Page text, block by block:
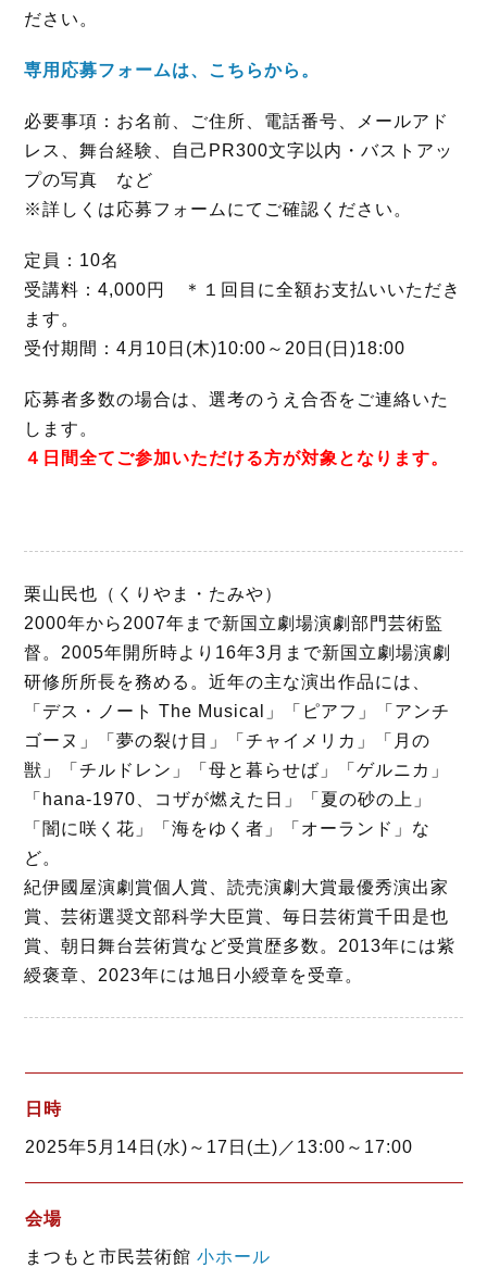
ださい。
専用応募フォームは、こちらから。
必要事項：お名前、ご住所、電話番号、メールアド
レス、舞台経験、自己PR300文字以内・バストアッ
プの写真 など
※詳しくは応募フォームにてご確認ください。
定員：10名
受講料：4,000円 ＊１回目に全額お支払いいただき
ます。
受付期間：4月10日(木)10:00～20日(日)18:00
応募者多数の場合は、選考のうえ合否をご連絡いた
します。
４日間全てご参加いただける方が対象となります。
栗山民也（くりやま・たみや）
2000年から2007年まで新国立劇場演劇部門芸術監
督。2005年開所時より16年3月まで新国立劇場演劇
研修所所長を務める。近年の主な演出作品には、
「デス・ノート The Musical」「ピアフ」「アンチ
ゴーヌ」「夢の裂け目」「チャイメリカ」「月の
獣」「チルドレン」「母と暮らせば」「ゲルニカ」
「hana-1970、コザが燃えた日」「夏の砂の上」
「闇に咲く花」「海をゆく者」「オーランド」な
ど。
紀伊國屋演劇賞個人賞、読売演劇大賞最優秀演出家
賞、芸術選奨文部科学大臣賞、毎日芸術賞千田是也
賞、朝日舞台芸術賞など受賞歴多数。2013年には紫
綬褒章、2023年には旭日小綬章を受章。
日時
2025年5月14日(水)～17日(土)／13:00～17:00
会場
まつもと市民芸術館 小ホール